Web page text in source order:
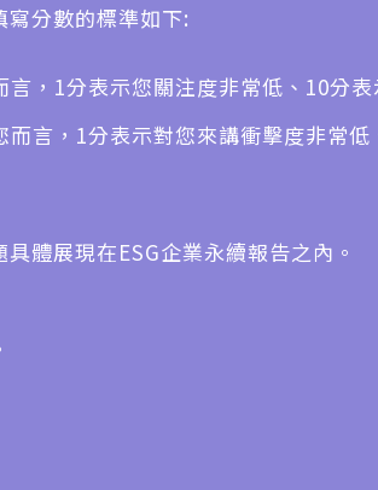
分數的標準如下:
，1分表示您關注度非常低、10分
言，1分表示對您來講衝擊度非常低
體展現在ESG企業永續報告之內。